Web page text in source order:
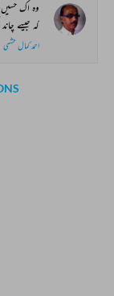
وہ اک حسیں
کہ جیسے
احمد کمال حشمی